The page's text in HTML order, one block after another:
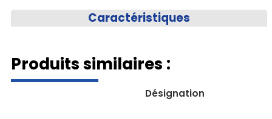
Caractéristiques
Produits similaires :
Désignation